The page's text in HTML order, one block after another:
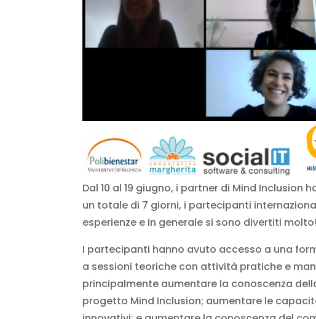
Dal 10 al 19 giugno, i partner di Mind
un totale di 7 giorni, i partecipanti
esperienze e in generale si sono divertiti molto!
I partecipanti hanno avuto accesso a una
a sessioni teoriche con attività pratiche e
principalmente aumentare la conoscenza
progetto Mind Inclusion; aumentare le